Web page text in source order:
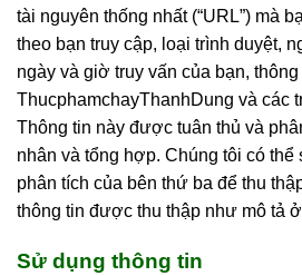
tài nguyên thống nhất (“URL”) mà
theo bạn truy cập, loại trình duyệt,
ngày và giờ truy vấn của bạn,
ThucphamchayThanhDung và các
Thông tin này được tuân thủ và
nhân và tổng hợp. Chúng tôi có thể
phân tích của bên thứ ba để thu
thông tin được thu thập như mô tả
Sử dụng thông tin